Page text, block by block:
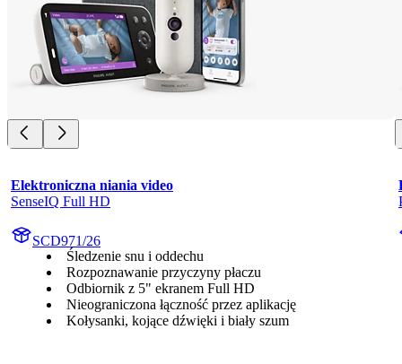
Elektroniczna niania video
SenseIQ Full HD
SCD971/26
Śledzenie snu i oddechu
Rozpoznawanie przyczyny płaczu
Odbiornik z 5" ekranem Full HD
Nieograniczona łączność przez aplikację
Kołysanki, kojące dźwięki i biały szum